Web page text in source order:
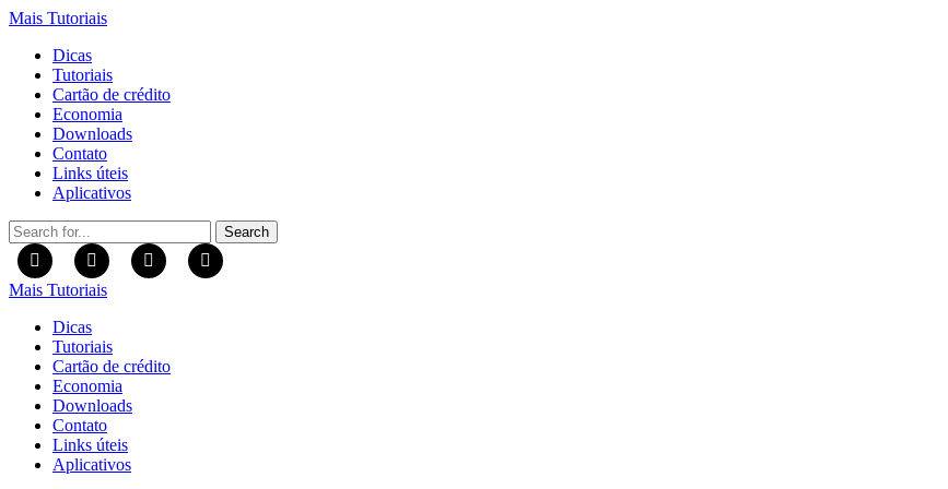
Mais Tutoriais
Dicas
Tutoriais
Cartão de crédito
Economia
Downloads
Contato
Links úteis
Aplicativos
Search
for:
Mais Tutoriais
Dicas
Tutoriais
Cartão de crédito
Economia
Downloads
Contato
Links úteis
Aplicativos